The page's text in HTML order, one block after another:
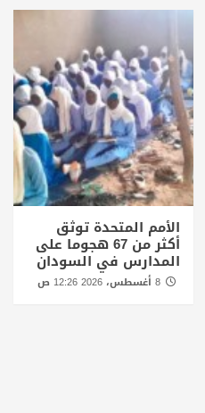
الأمم المتحدة توثق
أكثر من 67 هجوما على
المدارس في السودان
8 أغسطس، 2026 12:26 ص